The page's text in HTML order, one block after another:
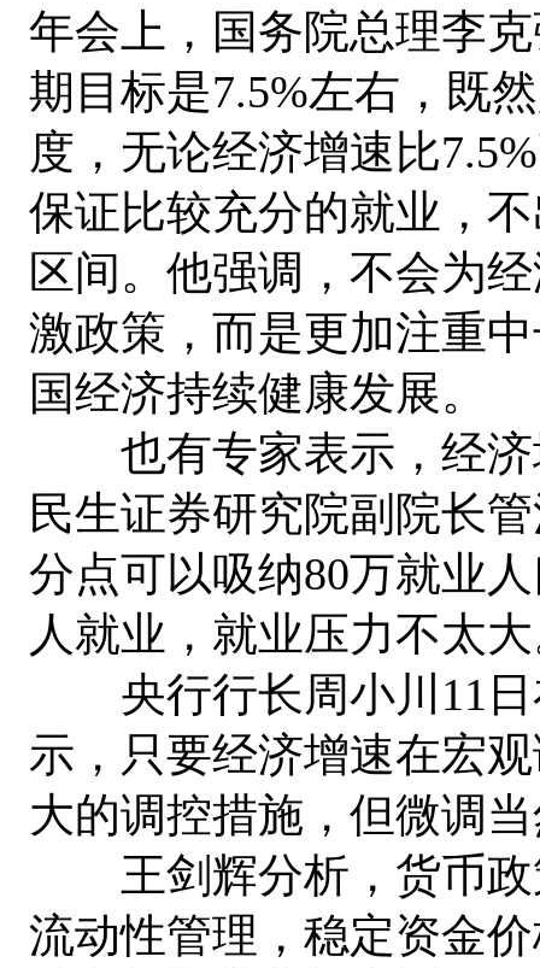
年会上，国务院总理李
期目标是7.5%左右，既
度，无论经济增速比
保证比较充分的就业，
区间。他强调，不会为
激政策，而是更加注重
国经济持续健康发展。
也有专家表示，经济
民生证券研究院副院长
分点可以吸纳80万就业
人就业，就业压力不太
央行行长周小川11日
示，只要经济增速在宏
大的调控措施，但微调
王剑辉分析，货币政
流动性管理，稳定资金